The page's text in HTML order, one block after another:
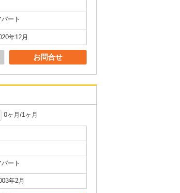
パート
年12月
お問合せ
0ヶ月/1ヶ月
パート
年2月